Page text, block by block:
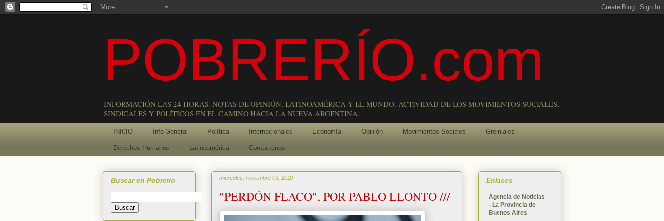
POBRERÍO.com
INFORMACIÓN LAS 24 HORAS. NOTAS DE OPINIÓN. LATINOAMÉRICA Y EL MUNDO. ACTIVIDAD DE LOS MOVIMIENTOS SOCIALES,
SINDICALES Y POLÍTICOS EN EL CAMINO HACIA LA NUEVA ARGENTINA.
INICIO Info General Política Internacionales Economía Opinión Movimientos Sociales Gremiales
Derechos Humanos Latinoamérica Contactenos
miércoles, noviembre 03, 2010
"PERDÓN FLACO", POR PABLO LLONTO ///
Buscar en Pobrerío Enlaces
Agencia de Noticias
- La Provincia de
Buenos Aires